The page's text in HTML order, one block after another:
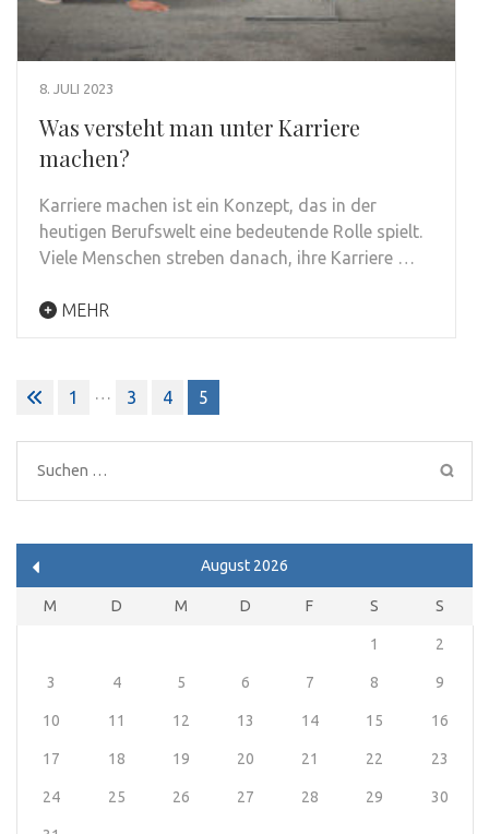
8. JULI 2023
Was versteht man unter Karriere
machen?
Karriere machen ist ein Konzept, das in der
heutigen Berufswelt eine bedeutende Rolle spielt.
Viele Menschen streben danach, ihre Karriere …
MEHR
Seitennummerierung
Beiträge
1 3 4 5
Suchen
August 2026
M D M D F S S
1 2
3 4 5 6 7 8 9
10 11 12 13 14 15 16
17 18 19 20 21 22 23
24 25 26 27 28 29 30